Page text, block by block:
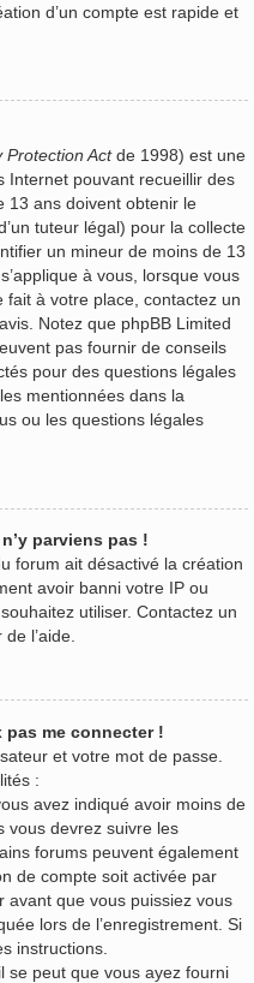
d’un compte est rapide et
Protection Actde 1998) est une
Internet pouvant recueillir des
13 ans doivent obtenir le
tuteur légal) pour la collecte
un mineur de moins de 13
à vous, lorsque vous
fait à votre place, contactez un
Notez que phpBB Limited
pas fournir de conseils
pour des questions légales
mentionnées dans la
ou les questions légales
parviens pas !
forum ait désactivé la création
avoir banni votre IP ou
utiliser. Contactez un
l’aide.
me connecter !
et votre mot de passe.
:
avez indiqué avoir moins de
vous devrez suivre les
forums peuvent également
de compte soit activée par
avant que vous puissiez vous
lors de l’enregistrement. Si
instructions.
se peut que vous ayez fourni